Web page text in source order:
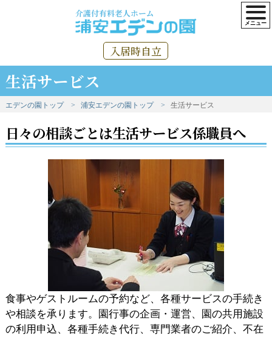
介護付有料老人ホーム
入居時自立
生活サービス
エデンの園トップ 浦安エデンの園トップ 生活サービス
日々の相談ごとは生活サービス係職員へ
食事やゲストルームの予約など、各種サービスの手続き
や相談を承ります。園行事の企画・運営、園の共用施設
の利用申込、各種手続き代行、専門業者のご紹介、不在